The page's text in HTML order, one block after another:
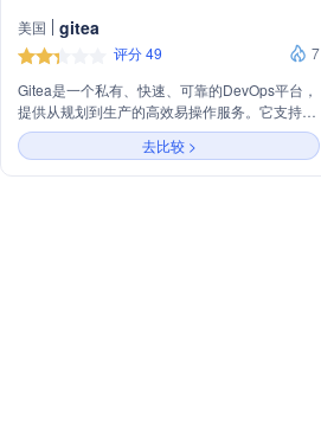
美国 gitea
评分 49
7
Gitea是一个私有、快速、可靠的DevOps平台，
提供从规划到生产的高效易操作服务。它支持代
码托管、CI/CD、项目管理和多种包管理，适用
于个人开发者和企业团队，提高团队效率和代码
质量。Gitea提供免费的开源版本和SaaS云服
去比较 >